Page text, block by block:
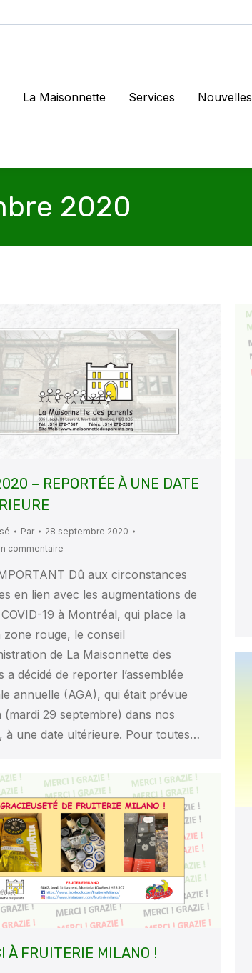
La Maisonnette Services Nouvelles
2020
– REPORTÉE À UNE DATE
Par
28 septembre 2020
commentaire
Dû aux circonstances
en lien avec les augmentations de
19 à Montréal, qui place la
zone rouge, le conseil
de La Maisonnette des
a décidé de reporter l’assemblée
annuelle (AGA), qui était prévue
(mardi 29 septembre) dans nos
à une date ultérieure. Pour toutes…
À FRUITERIE MILANO !